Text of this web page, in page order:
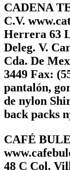
CADENA
C.V.
Herrera 63
Deleg. V.
Cda. De
3449 Fax:
pantalón,
de nylon
back packs
CAFÉ BULE
48 C Col.